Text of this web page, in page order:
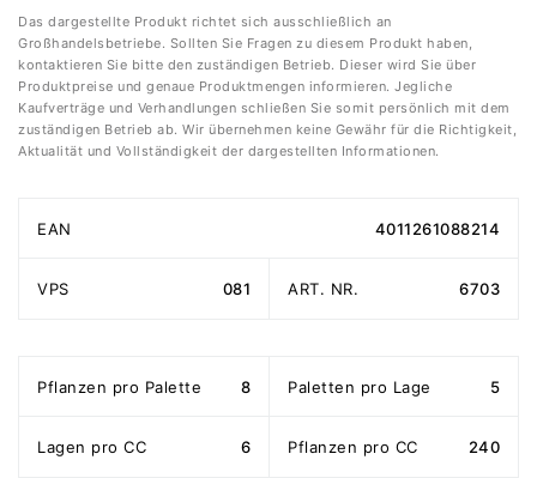
Das dargestellte Produkt richtet sich ausschließlich an
Großhandelsbetriebe. Sollten Sie Fragen zu diesem Produkt haben,
kontaktieren Sie bitte den zuständigen Betrieb. Dieser wird Sie über
Produktpreise und genaue Produktmengen informieren. Jegliche
Kaufverträge und Verhandlungen schließen Sie somit persönlich mit dem
zuständigen Betrieb ab. Wir übernehmen keine Gewähr für die Richtigkeit,
Aktualität und Vollständigkeit der dargestellten Informationen.
EAN 4011261088214
VPS 081 ART. NR. 6703
Pflanzen pro Palette 8 Paletten pro Lage 5
Lagen pro CC 6 Pflanzen pro CC 240